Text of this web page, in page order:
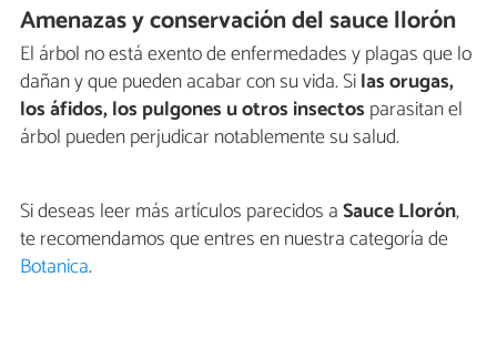
Amenazas y conservación del sauce llorón
El árbol no está exento de enfermedades y plagas que lo
dañan y que pueden acabar con su vida. Silas orugas,
los áfidos, los pulgones u otros insectos parasitan el
árbol pueden perjudicar notablemente su salud.
Si deseas leer más artículos parecidos aSauce Llorón,
te recomendamos que entres en nuestra categoría de
Botanica.